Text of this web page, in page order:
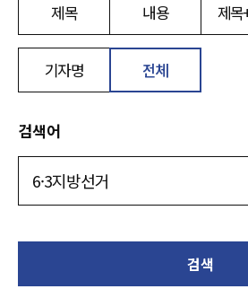
제목 내용 제목
기자명 전체
검색어
검색